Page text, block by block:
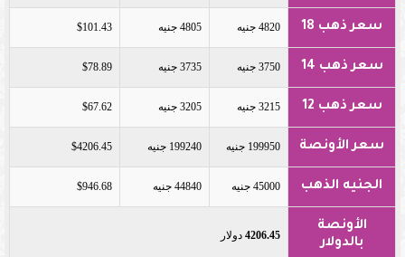
سعر ذهب 18 4820 جنيه 4805 جنيه $101.43
سعر ذهب 14 3750 جنيه 3735 جنيه $78.89
سعر ذهب 12 3215 جنيه 3205 جنيه $67.62
سعر الأونصة 199950 جنيه 199240 جنيه $4206.45
الجنيه الذهب 45000 جنيه 44840 جنيه $946.68
الأونصة
بالدولار
4206.45 دولار